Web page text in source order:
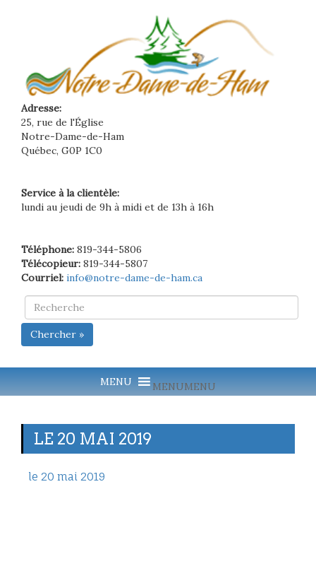
Adresse:
25, rue de l'Église
Notre-Dame-de-Ham
Québec, G0P 1C0
Service à la clientèle:
lundi au jeudi de 9h à midi et de 13h à 16h
Téléphone: 819-344-5806
Télécopieur: 819-344-5807
Courriel: info@notre-dame-de-ham.ca
Chercher »
MENUMENU
LE 20 MAI 2019
le 20 mai 2019